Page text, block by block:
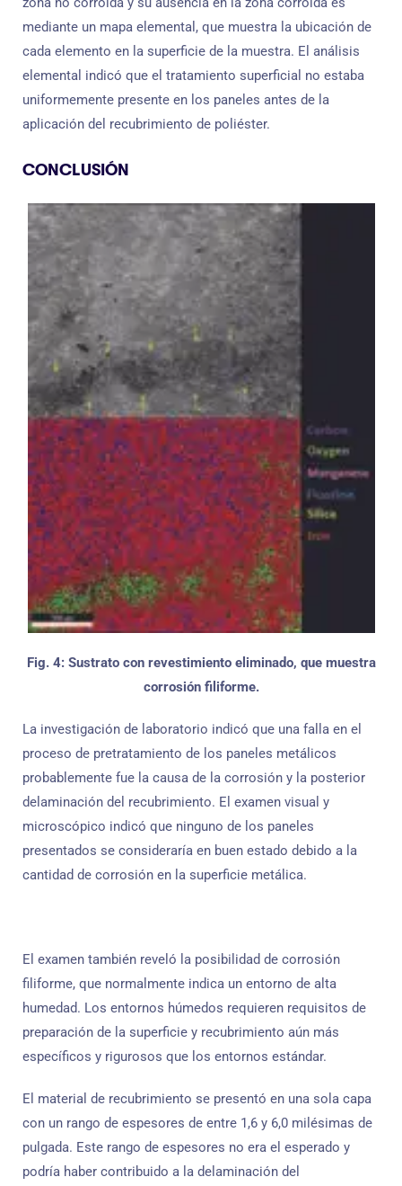
mediante un mapa elemental, que muestra la ubicación de
cada elemento en la superficie de la muestra. El análisis
elemental indicó que el tratamiento superficial no estaba
uniformemente presente en los paneles antes de la
aplicación del recubrimiento de poliéster.
CONCLUSIÓN
Fig. 4: Sustrato con revestimiento eliminado, que muestra
corrosión filiforme.
La investigación de laboratorio indicó que una falla en el
proceso de pretratamiento de los paneles metálicos
probablemente fue la causa de la corrosión y la posterior
delaminación del recubrimiento. El examen visual y
microscópico indicó que ninguno de los paneles
presentados se consideraría en buen estado debido a la
cantidad de corrosión en la superficie metálica.
El examen también reveló la posibilidad de corrosión
filiforme, que normalmente indica un entorno de alta
humedad. Los entornos húmedos requieren requisitos de
preparación de la superficie y recubrimiento aún más
específicos y rigurosos que los entornos estándar.
El material de recubrimiento se presentó en una sola capa
con un rango de espesores de entre 1,6 y 6,0 milésimas de
pulgada. Este rango de espesores no era el esperado y
podría haber contribuido a la delaminación del